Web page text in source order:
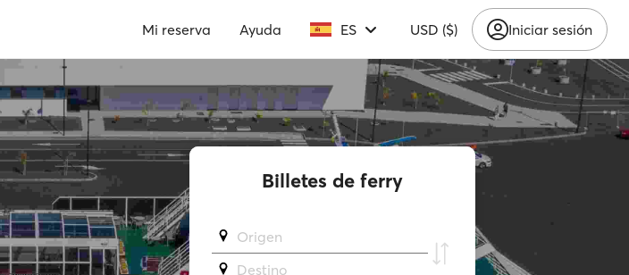
Mi reserva Ayuda ES USD ($) Iniciar sesión
Billetes de ferry
Origen
Destino